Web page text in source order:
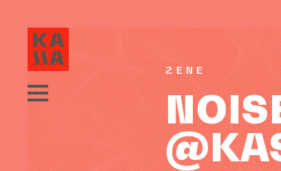
ZENE